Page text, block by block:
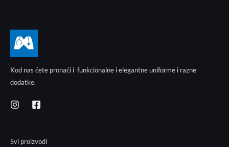
Kod nas ćete pronaći i funkcionalne i elegantne uniforme i razne
dodatke.
Svi proizvodi